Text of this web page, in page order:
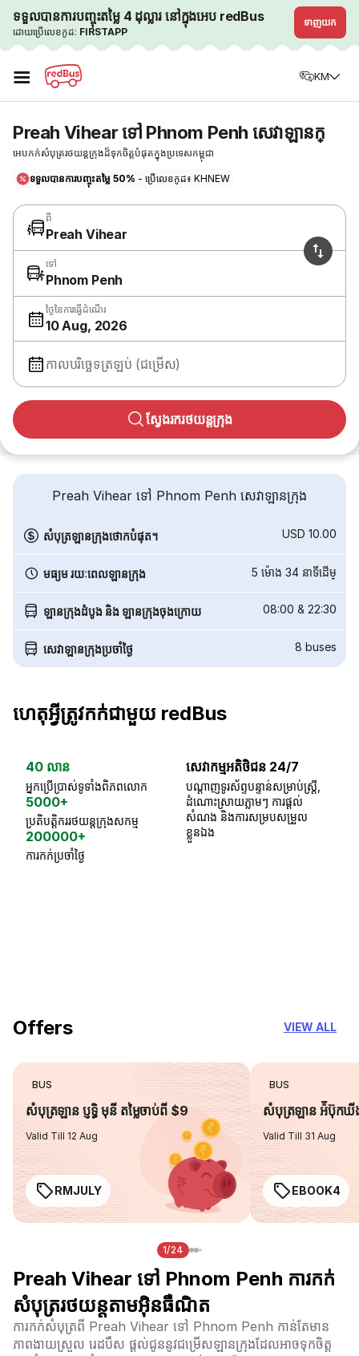
ទទួលបានការបញ្ចុះតម្លៃ 4 ដុល្លារ នៅក្នុងអេប redBus
ដោយប្រើលេខកូដ: FIRSTAPP
ទាញយក
☰ KM
Preah Vihear ទៅ Phnom Penh សេវាឡានក្
អេបកក់សំបុត្ររថយន្តក្រុងដ៏ទុកចិត្តបំផុតក្នុងប្រទេសកម្ពុជា
ទទួលបានការបញ្ចុះតម្លៃ 50% - ប្រើលេខកូដ៖ KHNEW
ពី
Preah Vihear
ទៅ
Phnom Penh
ថ្ងៃនៃការធ្វើដំណើរ
10 Aug, 2026
កាលបរិច្ឆេទត្រឡប់ (ជម្រើស)
ស្វែងរករថយន្តក្រុង
Preah Vihear ទៅ Phnom Penh សេវាឡានក្រុង
សំបុត្រឡានក្រុងថោកបំផុត។ USD 10.00
មធ្យម រយៈពេលឡានក្រុង 5 ម៉ោង 34 នាទី​ដើម្
ឡានក្រុងដំបូង និង ឡានក្រុងចុងក្រោយ 08:00 & 22:30
សេវាឡានក្រុងប្រចាំថ្ងៃ 8 buses
ហេតុអ្វីត្រូវកក់ជាមួយ redBus
40 លាន
អ្នកប្រើប្រាស់ទូទាំងពិភពលោក
5000+
ប្រតិបត្តិកររថយន្តក្រុងសកម្ម
200000+
ការកក់ប្រចាំថ្ងៃ
សេវាកម្មអតិថិជន 24/7
បណ្តាញទូរស័ព្ទបន្ទាន់សម្រាប់ស្ត្រី,
ដំណោះស្រាយភ្លាមៗ ការផ្តល់
សំណង និងការសម្របសម្រួល
ខ្លួនឯង
Offers VIEW ALL
BUS
សំបុត្រឡាន ប្ញទ្ធិ មុនី តម្លៃចាប់ពី $9
Valid Till 12 Aug
RMJULY
BUS
សំបុត្រឡាន អ៉ីប៊ុកឃី
Valid Till 31 Aug
EBOOK4
1/24
Preah Vihear ទៅ Phnom Penh ការកក់
សំបុត្ររថយន្តតាមអ៊ិនធឺណិត
ការកក់សំបុត្រពី Preah Vihear ទៅ Phnom Penh កាន់តែមាន
ភាពងាយស្រួល រេដបឹស ផ្តល់ជូននូវជម្រើសឡានក្រុងដែលអាចទុកចិត្ត